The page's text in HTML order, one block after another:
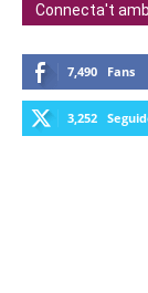
Connecta't
7,490 Fans
3,252